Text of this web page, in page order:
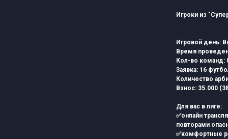
Игроки из
Игровой день:
Время
Кол-во команд:
Заявка: 16
Количество
Взнос: 35.000
Для вас в лиге:
✅онлайн
повторами
✅комфортные